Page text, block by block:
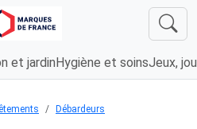
et jardin Hygiène et soinsJeux,
Débardeurs